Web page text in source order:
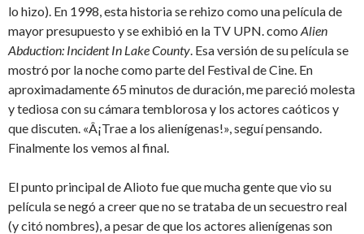
lo hizo). En 1998, esta historia se rehizo como una película de
mayor presupuesto y se exhibió en la TV UPN. como Alien
Abduction: Incident In Lake County. Esa versión de su película se
mostró por la noche como parte del Festival de Cine. En
aproximadamente 65 minutos de duración, me pareció molesta
y tediosa con su cámara temblorosa y los actores caóticos y
que discuten. «Â¡Trae a los alienígenas!», seguí pensando.
Finalmente los vemos al final.
El punto principal de Alioto fue que mucha gente que vio su
película se negó a creer que no se trataba de un secuestro real
(y citó nombres), a pesar de que los actores alienígenas son